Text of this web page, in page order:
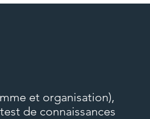
et organisation),
de connaissances